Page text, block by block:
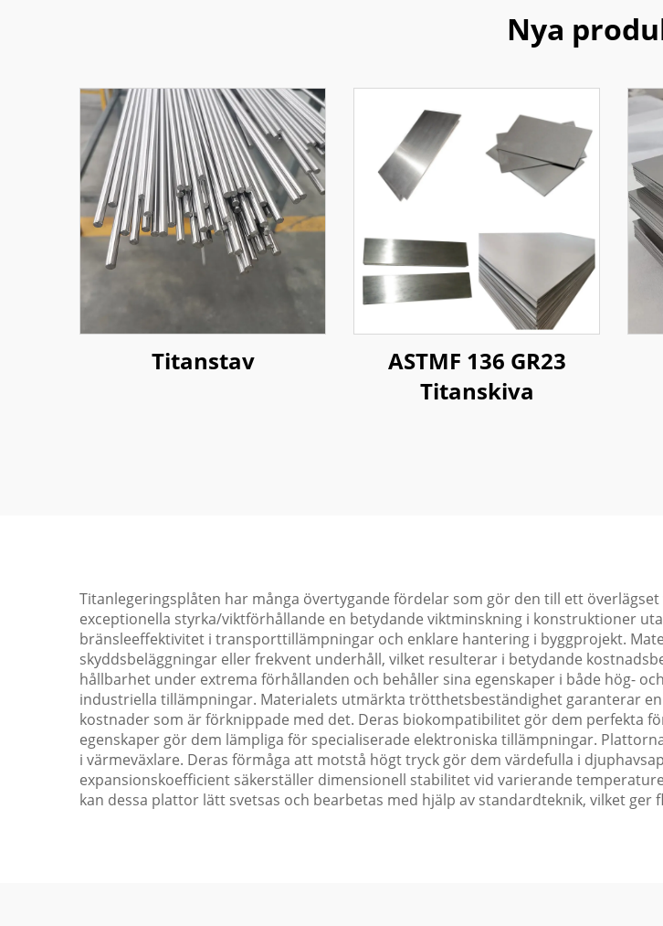
Nya
Titanstav
ASTMF 136 GR23
Titanskiva
Titanlegeringsplåten har många övertygande fördelar som gör den till ett
exceptionella styrka/viktförhållande en betydande viktminskning i konstruktioner
bränsleeffektivitet i transporttillämpningar och enklare hantering i byggprojekt.
skyddsbeläggningar eller frekvent underhåll, vilket resulterar i betydande
hållbarhet under extrema förhållanden och behåller sina egenskaper i både hög-
industriella tillämpningar. Materialets utmärkta trötthetsbeständighet garanterar
kostnader som är förknippade med det. Deras biokompatibilitet gör dem perfekta
egenskaper gör dem lämpliga för specialiserade elektroniska tillämpningar.
i värmeväxlare. Deras förmåga att motstå högt tryck gör dem värdefulla i
expansionskoefficient säkerställer dimensionell stabilitet vid varierande
kan dessa plattor lätt svetsas och bearbetas med hjälp av standardteknik, vilket